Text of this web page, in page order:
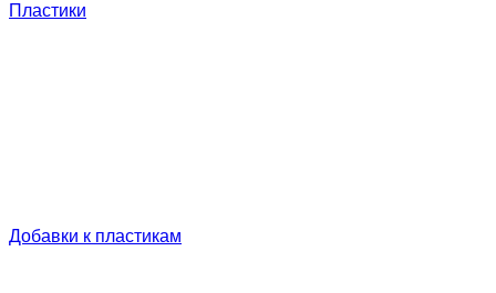
Пластики
Добавки к пластикам